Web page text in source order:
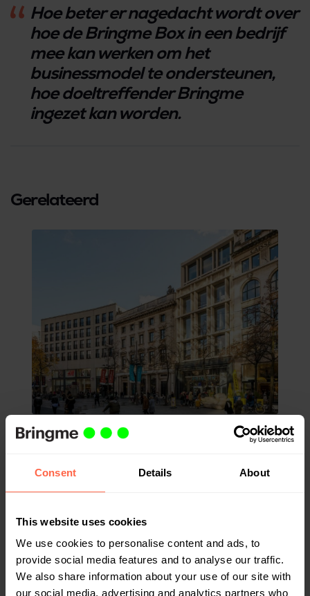
Consent Details About
This website uses cookies
We use cookies to personalise content and ads, to
provide social media features and to analyse our traffic.
We also share information about your use of our site with
our social media, advertising and analytics partners who
Hoe beter er nagedacht wordt over
hoe de Bringme Box in een bedrijf
mee kan werken om het
businessmodel te ondersteunen,
hoe doeltreffender Bringme
ingezet kan worden.
Gerelateerd
KANTOOR
op vlak van kostenefficiëntie en veiligheid
Toen de functie van receptiemedewerker bij
Manager Astrid de klassieke receptietaken op
zich te nemen. Ze kwam er echter al snel achter
dat deze repetitieve taken de rest van haar
workflow belemmerde. Om ervoor te zorgen
dat het pakket- en bezoekersbeheer aan de
een jaar geleden